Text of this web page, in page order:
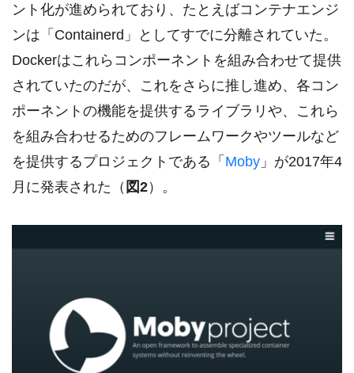
ント化が進められており、たとえばコンテナエンジ
ンは「Containerd」としてすでに分離されていた。
Dockerはこれらコンポーネントを組み合わせて提供
されていたのだが、これをさらに推し進め、各コン
ポーネントの機能を提供するライブラリや、これら
を組み合わせるためのフレームワークやツールなど
を提供するプロジェクトである「 Moby 」が2017年4
月に発表された（ 図2）。